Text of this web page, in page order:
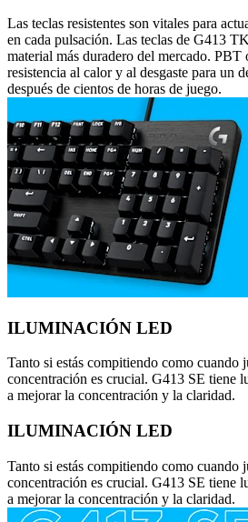
Las teclas resistentes son vitales para
en cada pulsación. Las teclas de G413
material más duradero del mercado. PBT
resistencia al calor y al desgaste para un
después de cientos de horas de juego.
ILUMINACIÓN LED
Tanto si estás compitiendo como cuando
concentración es crucial. G413 SE tiene
a mejorar la concentración y la claridad.
ILUMINACIÓN LED
Tanto si estás compitiendo como cuando
concentración es crucial. G413 SE tiene
a mejorar la concentración y la claridad.